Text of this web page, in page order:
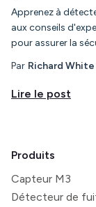
Apprenez à
aux conseils
pour assurer la
Par Richard White
Lire le post
Produits
Capteur M3
Détecteur de